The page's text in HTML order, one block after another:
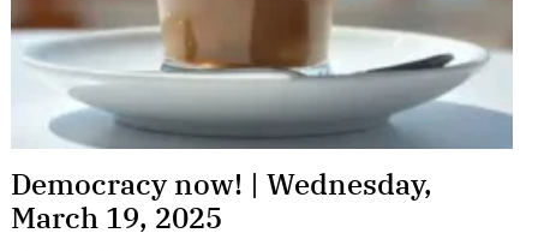
Democracy now! | Wednesday,
March 19, 2025